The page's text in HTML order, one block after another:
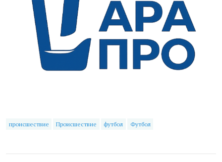
происшествие Происшествие футбол Футбол